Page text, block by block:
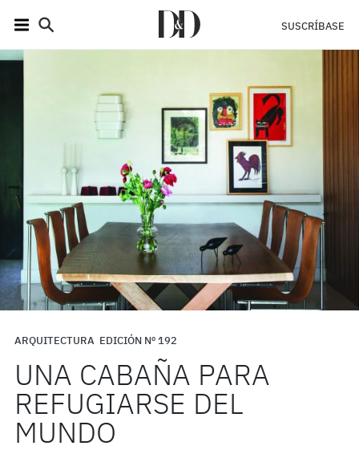
SUSCRÍBASE
ARQUITECTURA EDICIÓN Nº 192
UNA CABAÑA PARA
REFUGIARSE DEL
MUNDO